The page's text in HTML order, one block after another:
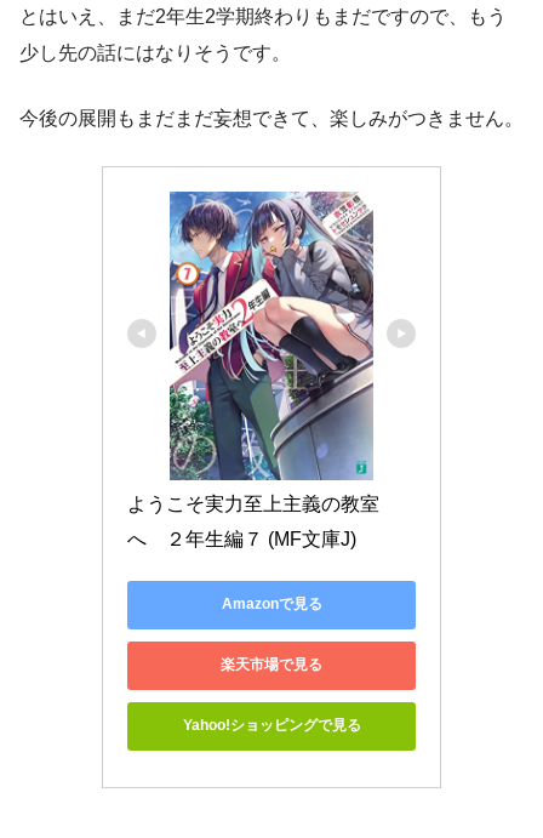
とはいえ、まだ2年生2学期終わりもまだですので、もう
少し先の話にはなりそうです。
今後の展開もまだまだ妄想できて、楽しみがつきません。
ようこそ実力至上主義の教室
へ　２年生編７ (MF文庫J)
Amazonで見る
楽天市場で見る
Yahoo!ショッピングで見る